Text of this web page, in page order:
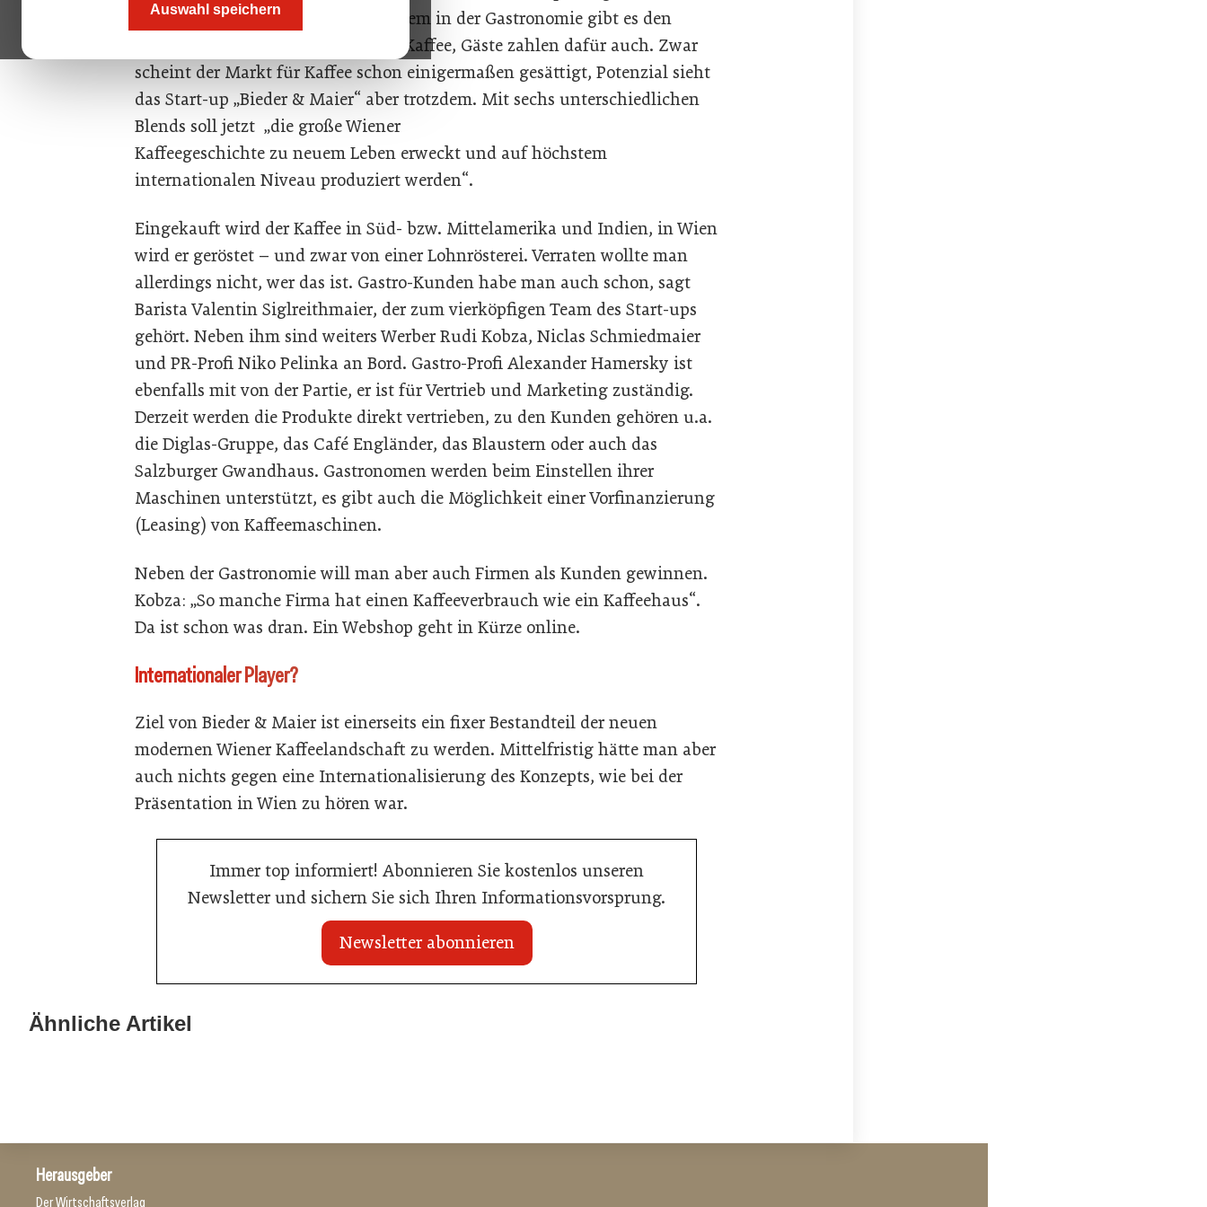
Auswahl speichern
beachtliche Menge darstellt. Vor allem in der Gastronomie gibt es den
Trend zu qualitativ hochwertigem Kaffee, Gäste zahlen dafür auch. Zwar
scheint der Markt für Kaffee schon einigermaßen gesättigt, Potenzial sieht
das Start-up „Bieder & Maier“ aber trotzdem. Mit sechs unterschiedlichen
Blends soll jetzt „die große Wiener
Kaffeegeschichte zu neuem Leben erweckt und auf höchstem
internationalen Niveau produziert werden“.
Eingekauft wird der Kaffee in Süd- bzw. Mittelamerika und Indien, in Wien
wird er geröstet – und zwar von einer Lohnrösterei. Verraten wollte man
allerdings nicht, wer das ist. Gastro-Kunden habe man auch schon, sagt
Barista Valentin Siglreithmaier, der zum vierköpfigen Team des Start-ups
gehört. Neben ihm sind weiters Werber Rudi Kobza, Niclas Schmiedmaier
und PR-Profi Niko Pelinka an Bord. Gastro-Profi Alexander Hamersky ist
ebenfalls mit von der Partie, er ist für Vertrieb und Marketing zuständig.
Derzeit werden die Produkte direkt vertrieben, zu den Kunden gehören u.a.
die Diglas-Gruppe, das Café Engländer, das Blaustern oder auch das
Salzburger Gwandhaus. Gastronomen werden beim Einstellen ihrer
Maschinen unterstützt, es gibt auch die Möglichkeit einer Vorfinanzierung
(Leasing) von Kaffeemaschinen.
Neben der Gastronomie will man aber auch Firmen als Kunden gewinnen.
Kobza: „So manche Firma hat einen Kaffeeverbrauch wie ein Kaffeehaus“.
Da ist schon was dran. Ein Webshop geht in Kürze online.
Internationaler Player?
Ziel von Bieder & Maier ist einerseits ein fixer Bestandteil der neuen
modernen Wiener Kaffeelandschaft zu werden. Mittelfristig hätte man aber
auch nichts gegen eine Internationalisierung des Konzepts, wie bei der
Präsentation in Wien zu hören war.
Immer top informiert! Abonnieren Sie kostenlos unseren
Newsletter und sichern Sie sich Ihren Informationsvorsprung.
Newsletter abonnieren
Ähnliche Artikel
KI-Suche: Österreichs Hotels sind
Henkell Freixenet Austria: Neue
Herausgeber
Der Wirtschaftsverlag